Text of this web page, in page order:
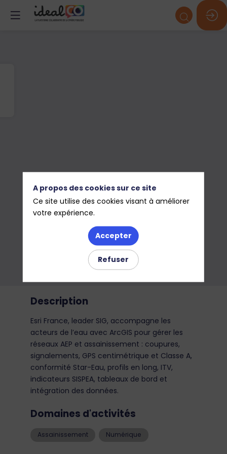
Description
Esri France, leader SIG, accompagne les
acteurs de l’eau avec ArcGIS pour gérer les
réseaux AEP et assainissement : coupures,
signalements, GPS centimétrique et Classe A,
conformité Star-Eau, profils en long, ITV,
indicateurs SISPEA, tableaux de bord et
intégration des données.
Domaines d'activités
Assainissement Numérique
A propos des cookies sur ce site
Ce site utilise des cookies visant à améliorer
votre expérience.
Accepter
Refuser